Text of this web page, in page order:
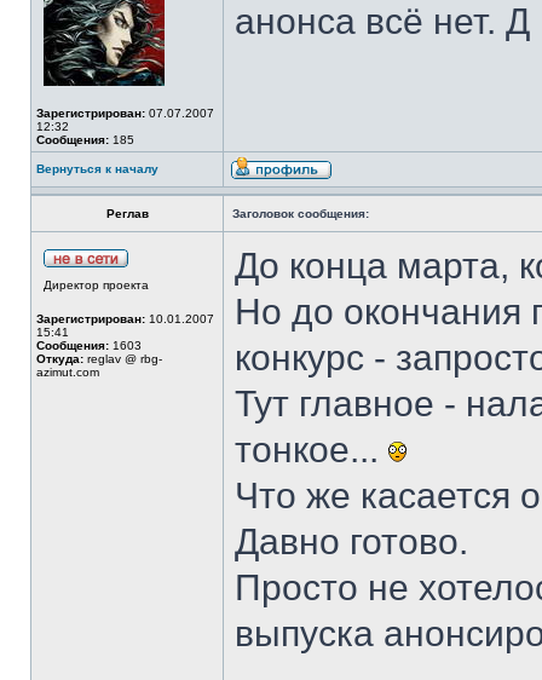
Зарегистрирован: 07.07.2007
12:32
Сообщения: 185
анонса всё нет.
Вернуться к началу
Реглав Заголовок сообщения:
Директор проекта
Зарегистрирован: 10.01.2007
15:41
Сообщения: 1603
Откуда: reglav @ rbg-
azimut.com
До конца марта,
Но до окончания
конкурс -
Тут главное -
тонкое...
Что же касается
Давно готово.
Просто не
выпуска